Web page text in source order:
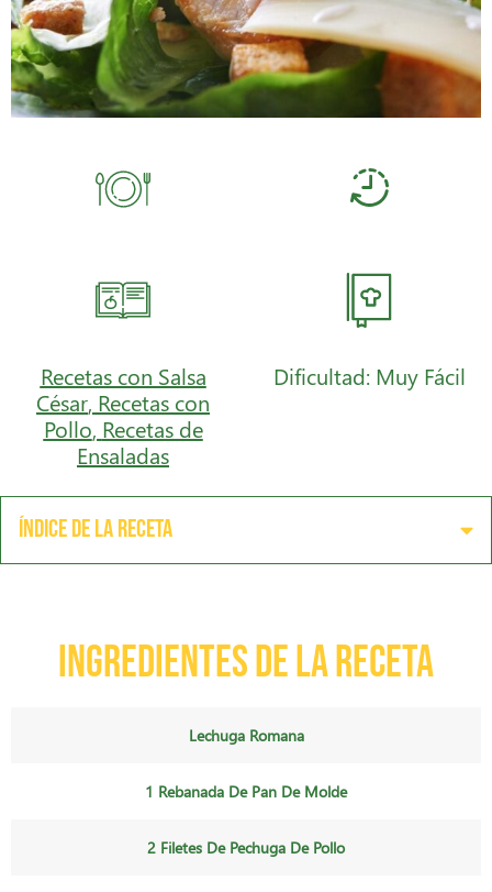
Recetas con Salsa
César, Recetas con
Pollo, Recetas de
Ensaladas
Dificultad: Muy Fácil
Índice de la receta
Ingredientes de la receta
Lechuga Romana
1 Rebanada De Pan De Molde
2 Filetes De Pechuga De Pollo